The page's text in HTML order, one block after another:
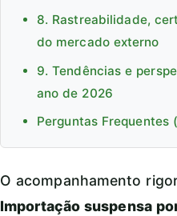
8. Rastreabilidade,
do mercado externo
9. Tendências e
ano de 2026
Perguntas Frequentes
O acompanhamento
Importação suspensa